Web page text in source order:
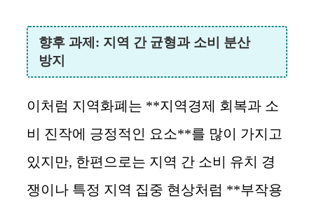
향후 과제: 지역 간 균형과 소비 분산
방지
이처럼 지역화폐는 **지역경제 회복과 소
비 진작에 긍정적인 요소**를 많이 가지고
있지만, 한편으로는 지역 간 소비 유치 경
쟁이나 특정 지역 집중 현상처럼 **부작용